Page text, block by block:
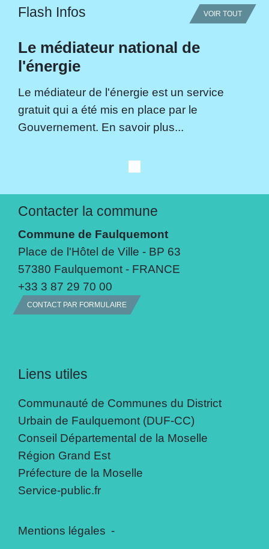
Flash Infos VOIR TOUT
Le médiateur national de
l'énergie
Le médiateur de l'énergie est un service
gratuit qui a été mis en place par le
Gouvernement. En savoir plus...
Contacter la commune
Commune de Faulquemont
Place de l'Hôtel de Ville - BP 63
57380 Faulquemont - FRANCE
+33 3 87 29 70 00
CONTACT PAR FORMULAIRE
Liens utiles
Communauté de Communes du District
Urbain de Faulquemont (DUF-CC)
Conseil Départemental de la Moselle
Région Grand Est
Préfecture de la Moselle
Service-public.fr
Mentions légales -